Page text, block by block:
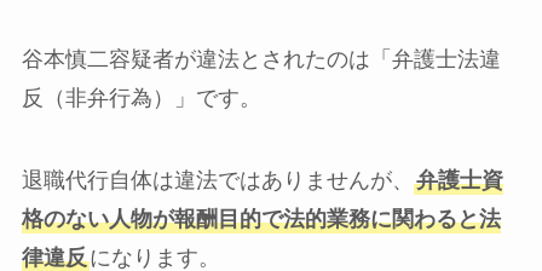
谷本慎二容疑者が違法とされたのは「弁護士法違
反（非弁行為）」です。
退職代行自体は違法ではありませんが、 弁護士資
格のない人物が報酬目的で法的業務に関わると法
律違反になります。